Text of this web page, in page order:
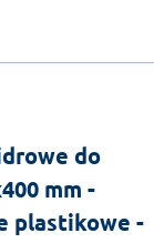
do
mm -
plastikowe -